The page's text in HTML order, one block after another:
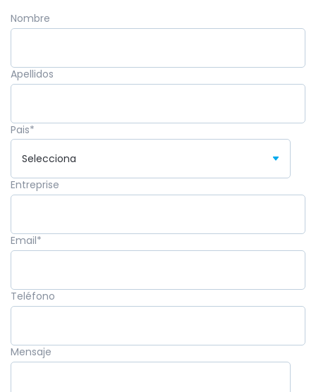
Nombre
Apellidos
Pais*
Entreprise
Email*
Teléfono
Mensaje